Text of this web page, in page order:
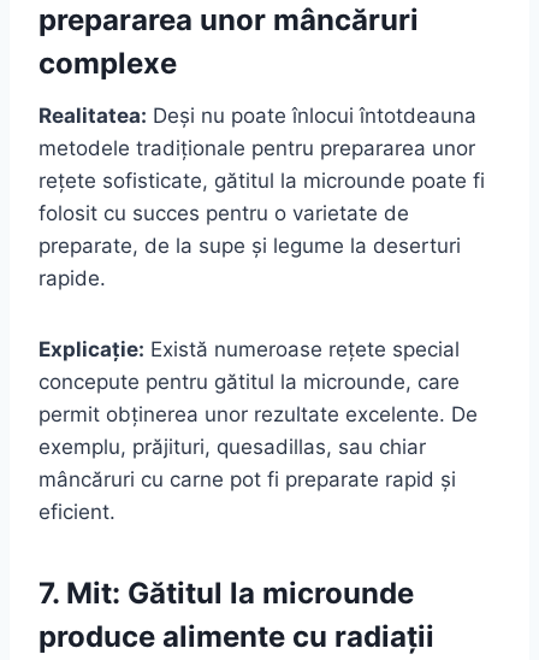
prepararea unor mâncăruri
complexe
Realitatea: Deși nu poate înlocui întotdeauna
metodele tradiționale pentru prepararea unor
rețete sofisticate, gătitul la microunde poate fi
folosit cu succes pentru o varietate de
preparate, de la supe și legume la deserturi
rapide.
Explicație: Există numeroase rețete special
concepute pentru gătitul la microunde, care
permit obținerea unor rezultate excelente. De
exemplu, prăjituri, quesadillas, sau chiar
mâncăruri cu carne pot fi preparate rapid și
eficient.
7. Mit: Gătitul la microunde
produce alimente cu radiații